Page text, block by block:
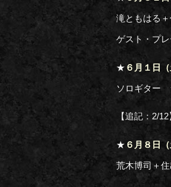
滝ともはる
ゲスト・プ
★ ６月１日
ソロギター
【追記：2/
★ ６月８日
荒木博司＋